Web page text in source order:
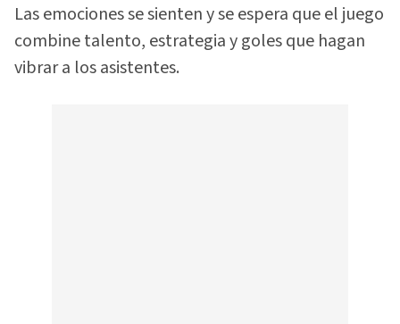
Las emociones se sienten y se espera que el juego
combine talento, estrategia y goles que hagan
vibrar a los asistentes.